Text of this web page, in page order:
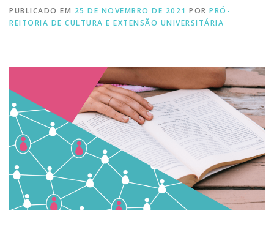
PUBLICADO EM 25 DE NOVEMBRO DE 2021 POR PRÓ-
REITORIA DE CULTURA E EXTENSÃO UNIVERSITÁRIA